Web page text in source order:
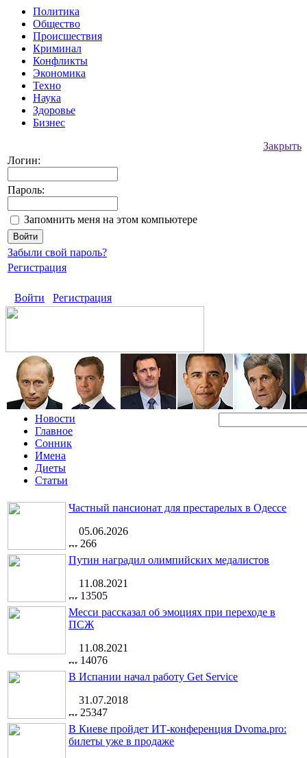
Политика
Общество
Происшествия
Криминал
Конфликты
Экономика
Техно
Наука
Здоровье
Бизнес
Закрыть
Логин:
Пароль:
Запомнить меня на этом компьютере
Забыли свой пароль?
Регистрация
Войти Регистрация
Новости
Главное
Сонник
Имена
Диеты
Статьи
Частный пансионат для престарелых в Одессе
05.06.2026
266
Путин наградил олимпийских медалистов
11.08.2021
13505
Месси рассказал об эмоциях при переходе в
ПСЖ
11.08.2021
14076
В Испании начал работу Get Service
31.07.2018
25347
В Киеве пройдет ИТ-конференция Dvoma.pro:
билеты уже в продаже